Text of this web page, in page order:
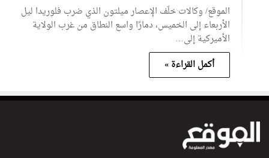
الموقع/ وكالات خلّف الإعصار ميلتون الذي ضرب فلوريدا ليل
الأربعاء إلى الخميس، دمارًا واسع النطاق من غرب الولاية
الأميركية إلى…
أكمل القراءة »